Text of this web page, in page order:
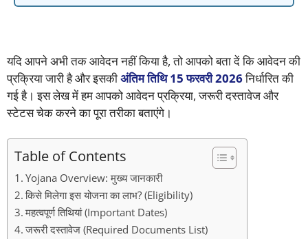
यदि आपने अभी तक आवेदन नहीं किया है, तो आपको बता दें कि आवेदन की
प्रक्रिया जारी है और इसकीअंतिम तिथि 15 फरवरी 2026निर्धारित की
गई है। इस लेख में हम आपको आवेदन प्रक्रिया, जरूरी दस्तावेज और
स्टेटस चेक करने का पूरा तरीका बताएंगे।
Table of Contents
Yojana Overview: मुख्य जानकारी
किसे मिलेगा इस योजना का लाभ? (Eligibility)
महत्वपूर्ण तिथियां (Important Dates)
जरूरी दस्तावेज (Required Documents List)